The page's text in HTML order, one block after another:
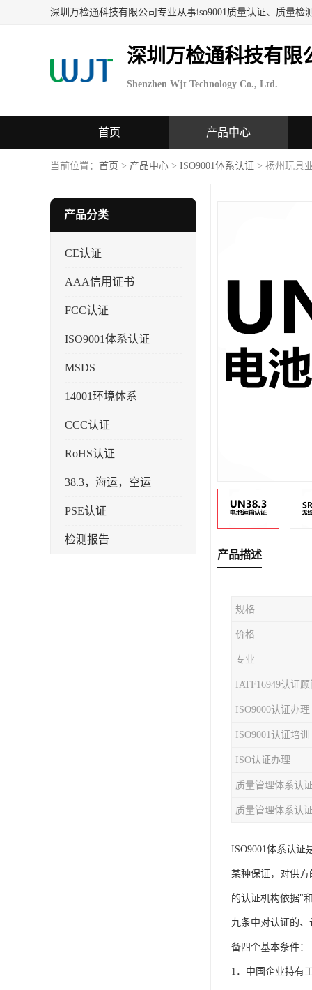
深圳万检通科技有限
Shenzhen Wjt Technology Co., Ltd.
首页 产品中心
当前位置： 首页 > 产品中心 > ISO9001体系认证 > 扬州玩具
产品分类
CE认证
AAA信用证书
FCC认证
ISO9001体系认证
MSDS
14001环境体系
CCC认证
RoHS认证
38.3，海运，空运
PSE认证
检测报告
产品描述
规格
价格
专业
IATF16949认证顾
ISO9000认证办理
ISO9001认证培训
ISO认证办理
质量管理体系认证
质量管理体系认
ISO9001体系认证
某种保证，对供
的认证机构依据"
九条中对认证的
备四个基本条件：
1．中国企业持有